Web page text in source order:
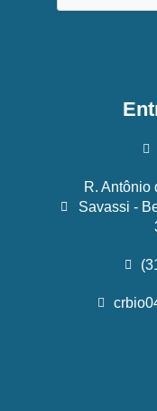
R. Antônio
Savassi -